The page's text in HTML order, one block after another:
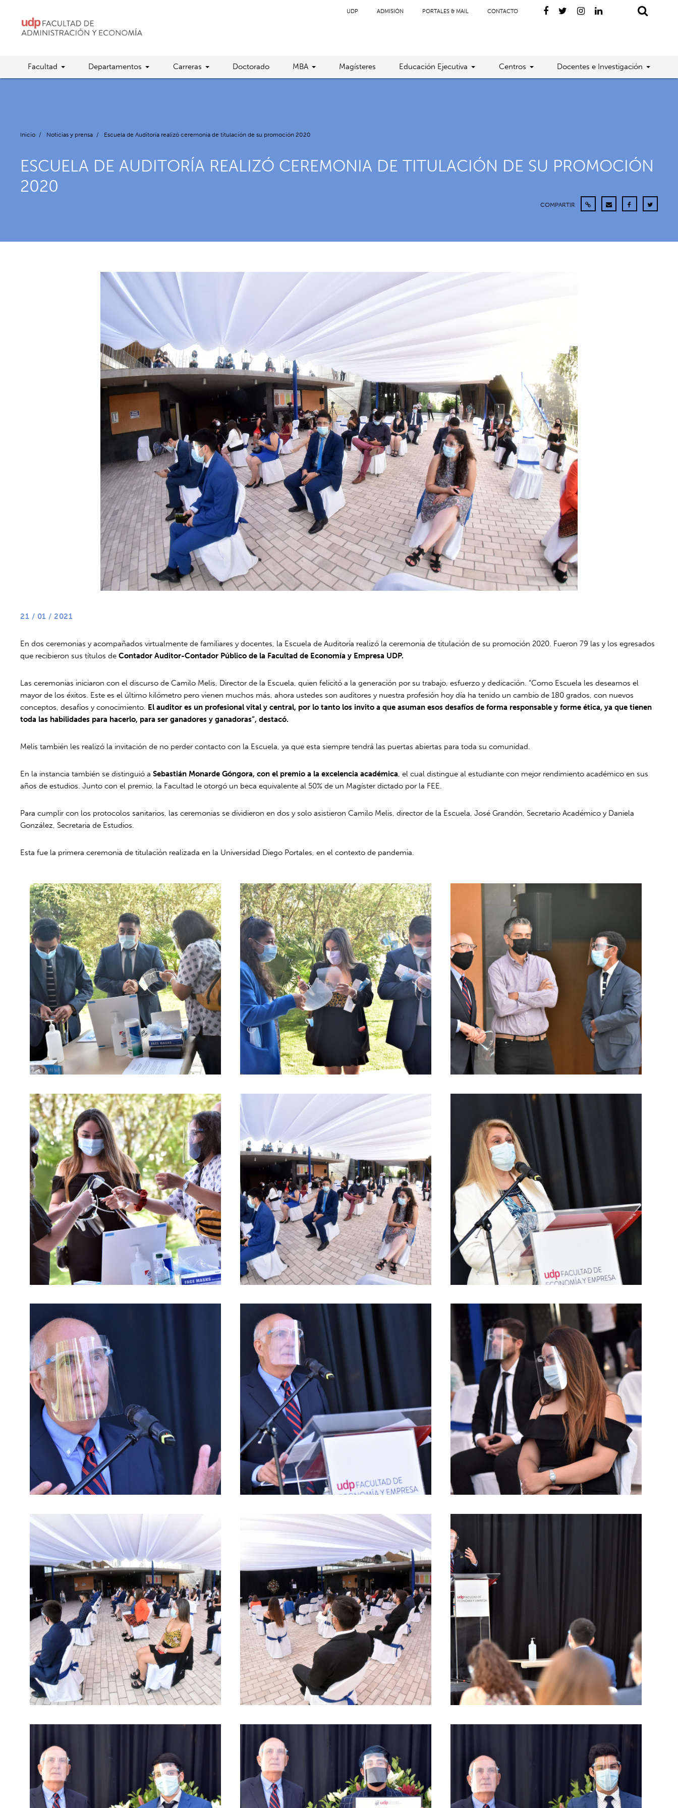
UDP ADMISIÓN PORTALES & MAIL CONTACTO
Facultad Departamentos Carreras Doctorado MBA Magísteres Educación Ejecutiva Centros Docentes e Investigación
Inicio / Noticias y prensa / Escuela de Auditoría realizó ceremonia de titulación de su promoción 2020
ESCUELA DE AUDITORÍA REALIZÓ CEREMONIA DE TITULACIÓN DE SU PROMOCIÓN
2020
COMPARTIR
21 / 01 / 2021
En dos ceremonias y acompañados virtualmente de familiares y docentes, la Escuela de Auditoría realizó la ceremonia de titulación de su promoción 2020. Fueron 79 las y los egresados
que recibieron sus títulos deContador Auditor-Contador Público de la Facultad de Economía y Empresa UDP.
Las ceremonias iniciaron con el discurso de Camilo Melis, Director de la Escuela, quien felicitó a la generación por su trabajo, esfuerzo y dedicación. “Como Escuela les deseamos el
mayor de los éxitos. Este es el último kilómetro pero vienen muchos más, ahora ustedes son auditores y nuestra profesión hoy día ha tenido un cambio de 180 grados, con nuevos
conceptos, desafíos y conocimiento. El auditor es un profesional vital y central, por lo tanto los invito a que asuman esos desafíos de forma responsable y forme ética, ya que tienen
toda las habilidades para hacerlo, para ser ganadores y ganadoras”, destacó.
Melis también les realizó la invitación de no perder contacto con la Escuela, ya que esta siempre tendrá las puertas abiertas para toda su comunidad.
En la instancia también se distinguió aSebastián Monarde Góngora, con el premio a la excelencia académica, el cual distingue al estudiante con mejor rendimiento académico en sus
años de estudios. Junto con el premio, la Facultad le otorgó un beca equivalente al 50% de un Magíster dictado por la FEE.
Para cumplir con los protocolos sanitarios, las ceremonias se dividieron en dos y solo asistieron Camilo Melis, director de la Escuela, José Grandón, Secretario Académico y Daniela
González, Secretaria de Estudios.
Esta fue la primera ceremonia de titulación realizada en la Universidad Diego Portales, en el contexto de pandemia.